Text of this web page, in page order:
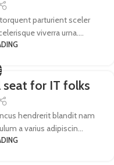
parturient sceler
viverra urna....
for IT folks
hendrerit blandit nam
a varius adipiscin...